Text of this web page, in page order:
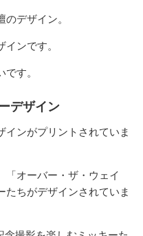
デザイン。
ンです。
す。
デザイン
インがプリントされていま
「オーバー・ザ・ウェイ
たちがデザインされていま